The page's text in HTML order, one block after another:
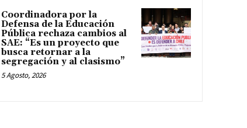
Coordinadora por la
Defensa de la Educación
Pública rechaza cambios al
SAE: “Es un proyecto que
busca retornar a la
segregación y al clasismo”
5 Agosto, 2026